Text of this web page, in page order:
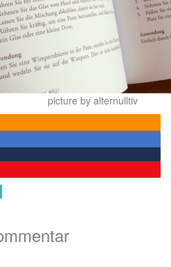
picture by alternulltiv